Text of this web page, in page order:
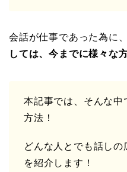
会話が仕事であった為に、
しては、今までに様々な
本記事では、そんな中
方法！
どんな人とでも話し
を紹介します！